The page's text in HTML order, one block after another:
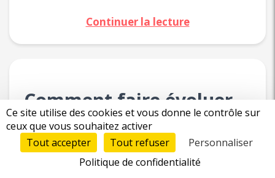
Continuer la lecture
Comment faire évoluer
votre MVP vers un
produit à grande échelle
Ce site utilise des cookies et vous donne le contrôle sur
ceux que vous souhaitez activer
Tout accepter
Tout refuser
Personnaliser
Politique de confidentialité